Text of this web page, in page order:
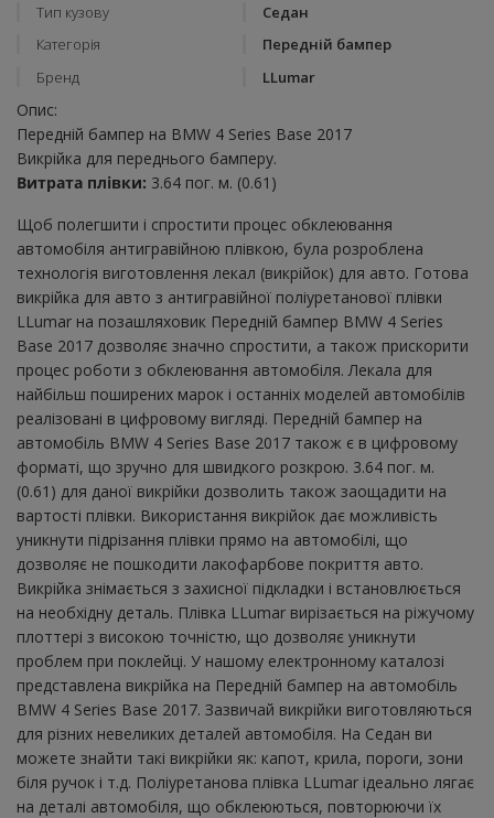
Тип кузову
Седан
Категорія
Передній бампер
Бренд
LLumar
Опис:
Передній бампер на BMW 4 Series Base 2017
Викрійка для переднього бамперу.
Витрата плівки: 3.64 пог. м. (0.61)
Щоб полегшити і спростити процес обклеювання
автомобіля антигравійною плівкою, була розроблена
технологія виготовлення лекал (викрійок) для авто. Готова
викрійка для авто з антигравійної поліуретанової плівки
LLumar на позашляховик Передній бампер BMW 4 Series
Base 2017 дозволяє значно спростити, а також прискорити
процес роботи з обклеювання автомобіля. Лекала для
найбільш поширених марок і останніх моделей автомобілів
реалізовані в цифровому вигляді. Передній бампер на
автомобіль BMW 4 Series Base 2017 також є в цифровому
форматі, що зручно для швидкого розкрою. 3.64 пог. м.
(0.61) для даної викрійки дозволить також заощадити на
вартості плівки. Використання викрійок дає можливість
уникнути підрізання плівки прямо на автомобілі, що
дозволяє не пошкодити лакофарбове покриття авто.
Викрійка знімається з захисної підкладки і встановлюється
на необхідну деталь. Плівка LLumar вирізається на ріжучому
плоттері з високою точністю, що дозволяє уникнути
проблем при поклейці. У нашому електронному каталозі
представлена ​​викрійка на Передній бампер на автомобіль
BMW 4 Series Base 2017. Зазвичай викрійки виготовляються
для різних невеликих деталей автомобіля. На Седан ви
можете знайти такі викрійки як: капот, крила, пороги, зони
біля ручок і т.д. Поліуретанова плівка LLumar ідеально лягає
на деталі автомобіля, що обклеюються, повторюючи їх